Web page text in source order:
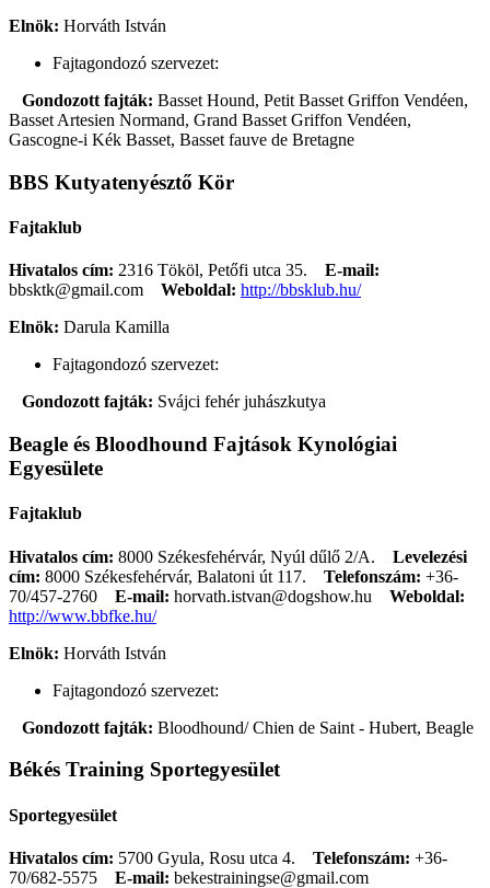
Elnök: Horváth István
Fajtagondozó szervezet:
Gondozott fajták: Basset Hound, Petit Basset Griffon Vendéen,
Basset Artesien Normand, Grand Basset Griffon Vendéen,
Gascogne-i Kék Basset, Basset fauve de Bretagne
BBS Kutyatenyésztő Kör
Fajtaklub
Hivatalos cím: 2316 Tököl, Petőfi utca 35. E-mail:
bbsktk@gmail.com
Weboldal: http://bbsklub.hu/
Elnök: Darula Kamilla
Fajtagondozó szervezet:
Gondozott fajták: Svájci fehér juhászkutya
Beagle és Bloodhound Fajtások Kynológiai
Egyesülete
Fajtaklub
Hivatalos cím: 8000 Székesfehérvár, Nyúl dűlő 2/A. Levelezési
cím: 8000 Székesfehérvár, Balatoni út 117. Telefonszám: +36-
70/457-2760
E-mail: horvath.istvan@dogshow.hu
Weboldal:
http://www.bbfke.hu/
Elnök: Horváth István
Fajtagondozó szervezet:
Gondozott fajták: Bloodhound/ Chien de Saint - Hubert, Beagle
Békés Training Sportegyesület
Sportegyesület
Hivatalos cím: 5700 Gyula, Rosu utca 4. Telefonszám: +36-
70/682-5575
E-mail: bekestrainingse@gmail.com